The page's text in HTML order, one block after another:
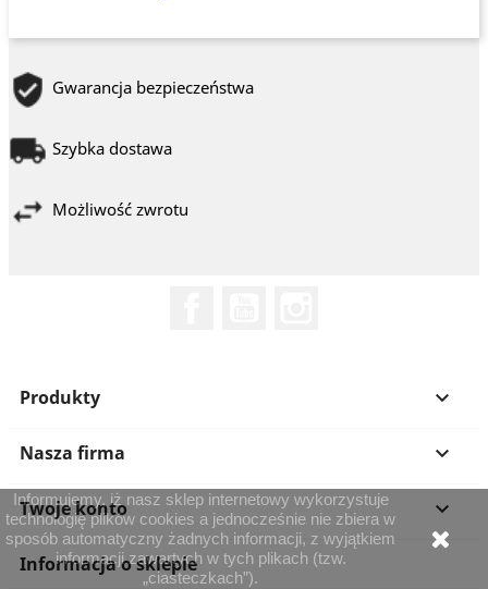
Gwarancja bezpieczeństwa
Szybka dostawa
Możliwość zwrotu
Produkty 
Nasza firma 
Twoje konto 
Informacja o sklepie
Informujemy, iż nasz sklep internetowy wykorzystuje
technologię plików cookies a jednocześnie nie zbiera w
sposób automatyczny żadnych informacji, z wyjątkiem
informacji zawartych w tych plikach (tzw.
„ciasteczkach”).